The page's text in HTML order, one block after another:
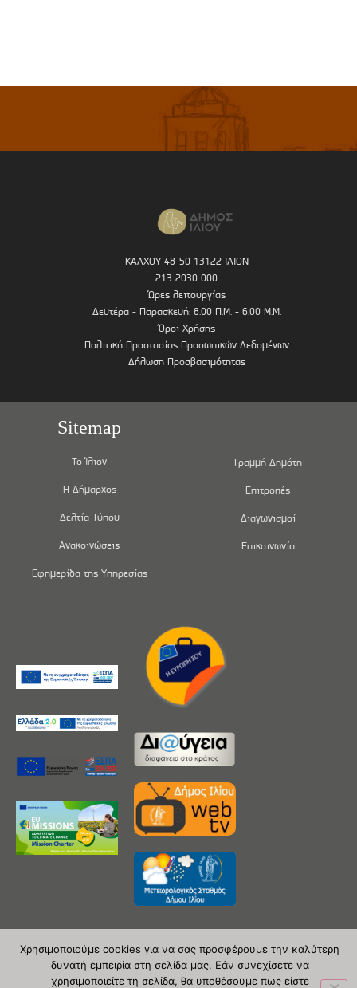
ΚΑΛΧΟΥ 48-50 13122 ΙΛΙΟΝ
213 2030 000
Ώρες λειτουργίας
Δευτέρα - Παρασκευή: 8.00 Π.Μ. - 6.00 Μ.Μ.
Όροι Χρήσης
Πολιτική Προστασίας Προσωπικών Δεδομένων
Δήλωση Προσβασιμότητας
Sitemap
Το Ίλιον
Η Δήμαρχος
Δελτία Τύπου
Ανακοινώσεις
Εφημερίδα της Υπηρεσίας
Γραμμή Δημότη
Επιτροπές
Διαγωνισμοί
Επικοινωνία
Copyright 2020 © Δήμος Ιλίου
Χρησιμοποιούμε cookies για να σας προσφέρουμε την καλύτερη
δυνατή εμπειρία στη σελίδα μας. Εάν συνεχίσετε να
χρησιμοποιείτε τη σελίδα, θα υποθέσουμε πως είστε